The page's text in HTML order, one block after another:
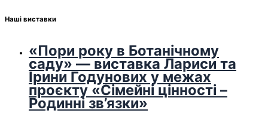
Наші виставки
«Пори року в Ботанічному
саду» — виставка Лариси та
Ірини Годунових у межах
проєкту «Сімейні цінності –
Родинні зв’язки»